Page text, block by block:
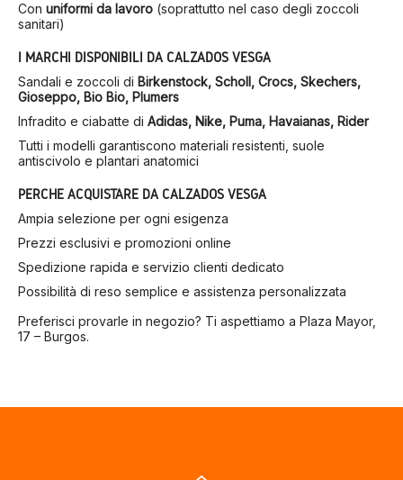
Con uniformi da lavoro (soprattutto nel caso degli zoccoli
sanitari)
I MARCHI DISPONIBILI DA CALZADOS VESGA
Sandali e zoccoli di Birkenstock, Scholl, Crocs, Skechers,
Gioseppo, Bio Bio, Plumers
Infradito e ciabatte di Adidas, Nike, Puma, Havaianas, Rider
Tutti i modelli garantiscono materiali resistenti, suole
antiscivolo e plantari anatomici
PERCHÉ ACQUISTARE DA CALZADOS VESGA
Ampia selezione per ogni esigenza
Prezzi esclusivi e promozioni online
Spedizione rapida e servizio clienti dedicato
Possibilità di reso semplice e assistenza personalizzata
Preferisci provarle in negozio? Ti aspettiamo a Plaza Mayor,
17 – Burgos.